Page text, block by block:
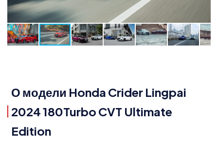
О модели Honda Crider Lingpai
2024 180Turbo CVT Ultimate
Edition